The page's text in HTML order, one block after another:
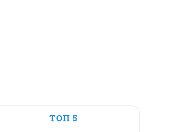
ТОП 5